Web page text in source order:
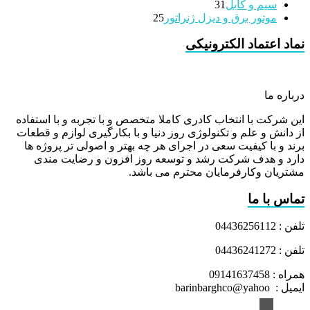
سیم و کابل 31
محصولات
موتور برق و دیزل ژنراتور 25
نماد اعتماد الکترونیکی
درباره ما
این شرکت با انتخاب کادری کاملا متخصص و با تجربه و با استفاده
از دانش و علم و تکنولوژی روز دنیا و با بکارگیری لوازم و قطعات
برند و با کیفیت سعی در اجرای هر چه بهتر و اصولی تر پروژه ها
دارد و هدف شرکت رشد و توسعه روز افزون و رضایت مندی
مشتریان وکارفرمایان محترم می باشد.
تماس با ما
تلفن : 04436256112
تلفن : 04436241272
همراه : 09141637458
ایمیل : barinbarghco@yahoo